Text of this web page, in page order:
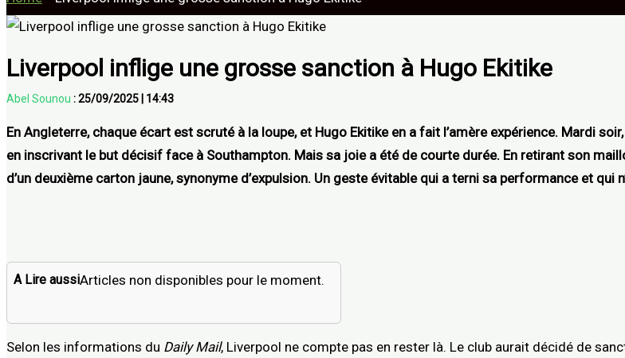
Liverpool inflige une grosse sanction à Hugo Ekitike
Abel Sounou :25/09/2025 14:43
En Angleterre, chaque écart est scruté à la loupe, et Hugo Ekitike en a fait l’amère expérience. Mardi
en inscrivant le but décisif face à Southampton. Mais sa joie a été de courte durée. En retirant son
d’un deuxième carton jaune, synonyme d’expulsion. Un geste évitable qui a terni sa performance et qui
A Lire aussiArticles non disponibles pour le moment.
Selon les informations du Daily Mail, Liverpool ne compte pas en rester là. Le club aurait décidé de